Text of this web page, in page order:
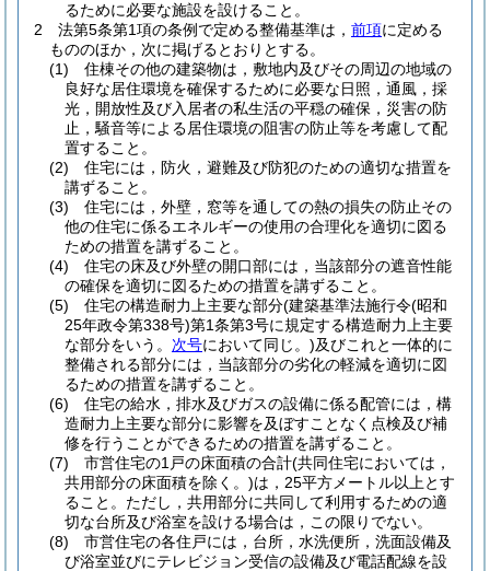
るために必要な施設を設けること。
2
法第5条第1項の条例で定める整備基準は， 前項に定める
もののほか，次に掲げるとおりとする。
(1)
住棟その他の建築物は，敷地内及びその周辺の地域の
良好な居住環境を確保するために必要な日照，通風，採
光，開放性及び入居者の私生活の平穏の確保，災害の防
止，騒音等による居住環境の阻害の防止等を考慮して配
置すること。
(2)
住宅には，防火，避難及び防犯のための適切な措置を
講ずること。
(3)
住宅には，外壁，窓等を通しての熱の損失の防止その
他の住宅に係るエネルギーの使用の合理化を適切に図る
ための措置を講ずること。
(4)
住宅の床及び外壁の開口部には，当該部分の遮音性能
の確保を適切に図るための措置を講ずること。
(5)
住宅の構造耐力上主要な部分(建築基準法施行令(昭和
25年政令第338号)第1条第3号に規定する構造耐力上主要
な部分をいう。 次号において同じ。)及びこれと一体的に
整備される部分には，当該部分の劣化の軽減を適切に図
るための措置を講ずること。
(6)
住宅の給水，排水及びガスの設備に係る配管には，構
造耐力上主要な部分に影響を及ぼすことなく点検及び補
修を行うことができるための措置を講ずること。
(7)
市営住宅の1戸の床面積の合計(共同住宅においては，
共用部分の床面積を除く。)は，25平方メートル以上とす
ること。 ただし，共用部分に共同して利用するための適
切な台所及び浴室を設ける場合は，この限りでない。
(8)
市営住宅の各住戸には，台所，水洗便所，洗面設備及
び浴室並びにテレビジョン受信の設備及び電話配線を設